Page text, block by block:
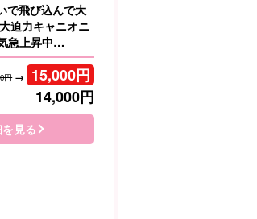
で飛び込んで大
迫力キャニオニ
急上昇中
円→ 15,000円
14,000円
見る